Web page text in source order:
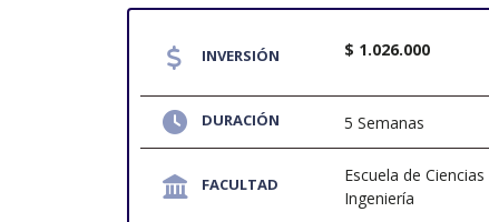
INVERSIÓN $ 1.026.000
DURACIÓN 5 Semanas
FACULTAD
Escuela de Ciencias
Ingeniería